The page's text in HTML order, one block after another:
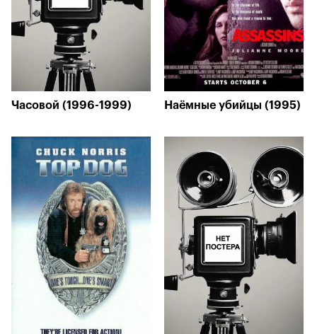
Часовой (1996-1999) Наёмные убийцы (1995)